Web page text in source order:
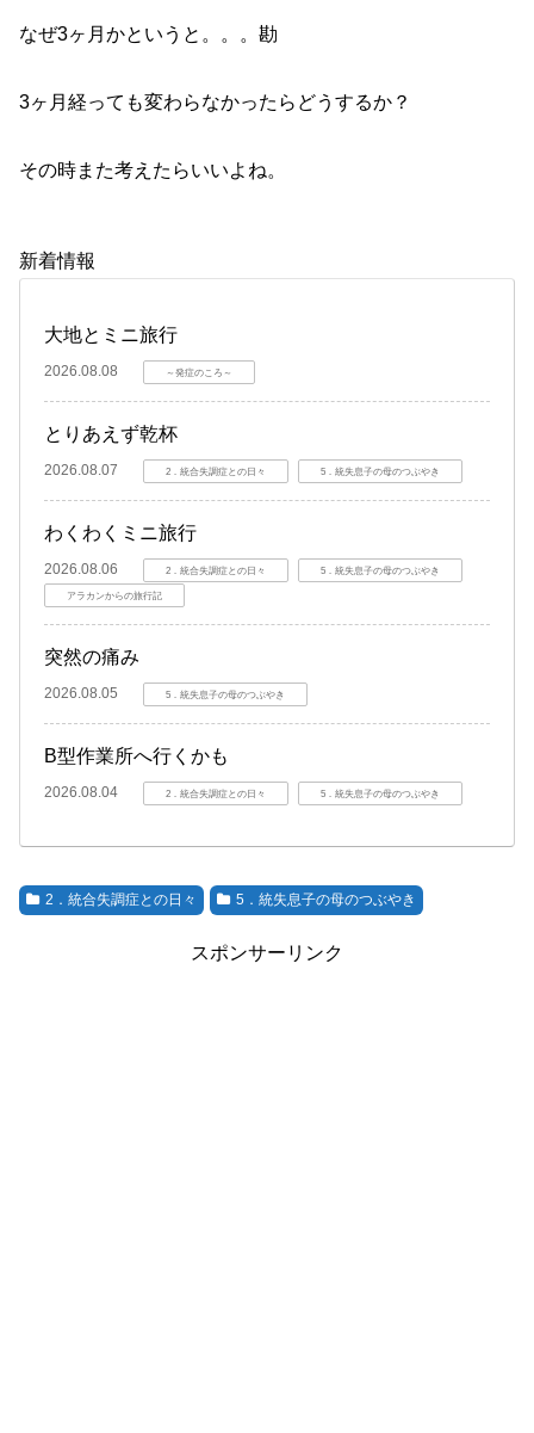
なぜ3ヶ月かというと。。。勘
3ヶ月経っても変わらなかったらどうするか？
その時また考えたらいいよね。
新着情報
大地とミニ旅行
2026.08.08 ～発症のころ～
とりあえず乾杯
2026.08.07 2．統合失調症との日々 5．統失息子の母のつぶやき
わくわくミニ旅行
2026.08.06 2．統合失調症との日々 5．統失息子の母のつぶやき
アラカンからの旅行記
突然の痛み
2026.08.05 5．統失息子の母のつぶやき
B型作業所へ行くかも
2026.08.04 2．統合失調症との日々 5．統失息子の母のつぶやき
2．統合失調症との日々 5．統失息子の母のつぶやき
スポンサーリンク